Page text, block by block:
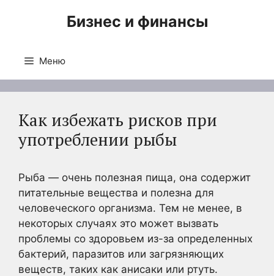
Бизнес и финансы
Меню
Как избежать рисков при
употреблении рыбы
Рыба — очень полезная пища, она содержит
питательные вещества и полезна для
человеческого организма. Тем не менее, в
некоторых случаях это может вызвать
проблемы со здоровьем из-за определенных
бактерий, паразитов или загрязняющих
веществ, таких как анисаки или ртуть.